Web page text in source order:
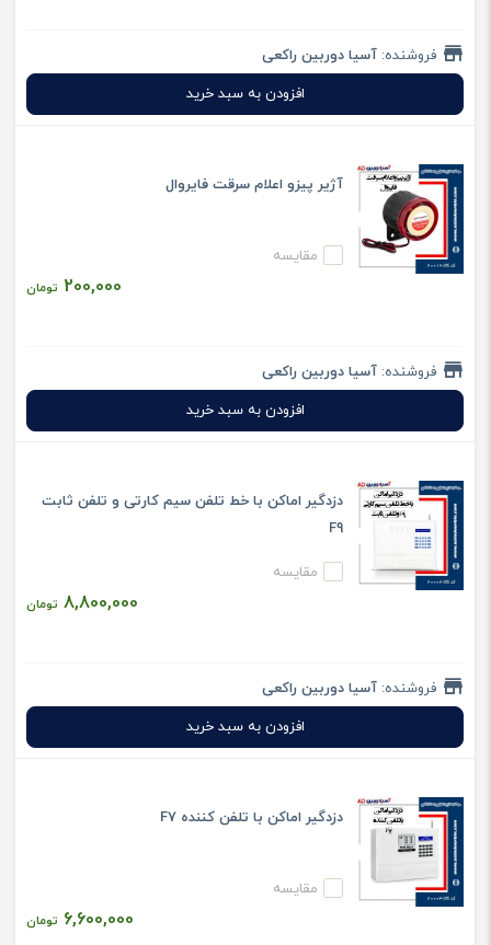
فروشنده: آسیا دوربین راکعی
افزودن به سبد خرید
آژیر پیزو اعلام سرقت فایروال
مقایسه
200,000 تومان
فروشنده: آسیا دوربین راکعی
افزودن به سبد خرید
دزدگیر اماکن با خط تلفن سیم کارتی و تلفن ثابت
F9
مقایسه
8,800,000 تومان
فروشنده: آسیا دوربین راکعی
افزودن به سبد خرید
دزدگیر اماکن با تلفن کننده F7
مقایسه
6,600,000 تومان